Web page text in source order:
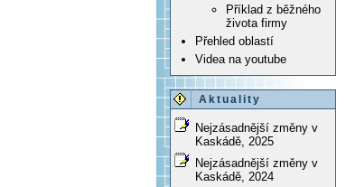
Příklad z běžného
života firmy
Přehled oblastí
Videa na youtube
Aktuality
Nejzásadnější změny v
Kaskádě, 2025
Nejzásadnější změny v
Kaskádě, 2024